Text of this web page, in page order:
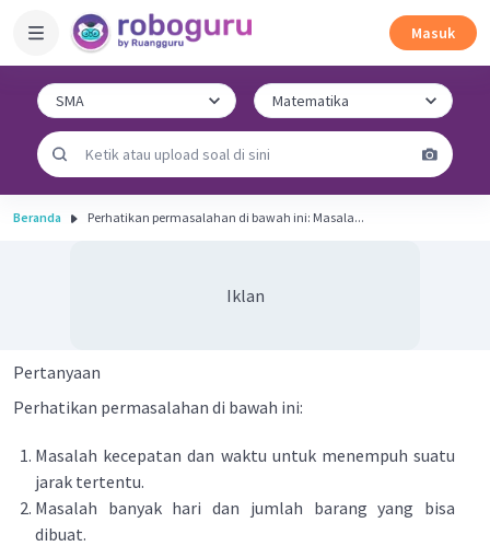
Masuk
Beranda Perhatikan permasalahan di bawah ini: Masala...
Iklan
Pertanyaan
Perhatikan permasalahan di bawah ini:
Masalah kecepatan dan waktu untuk menempuh suatu
jarak tertentu.
Masalah banyak hari dan jumlah barang yang bisa
dibuat.